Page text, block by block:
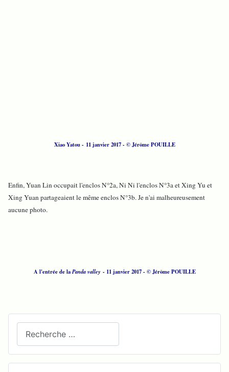
Xiao Yatou - 11 janvier 2017 - © Jérôme POUILLE
Enfin, Yuan Lin occupait l'enclos N°2a, Ni Ni l'enclos N°3a et Xing Yu et
Xing Yuan partageaient le même enclos N°3b. Je n'ai malheureusement
aucune photo.
A l'entrée de laPanda valley - 11 janvier 2017 - © Jérôme POUILLE